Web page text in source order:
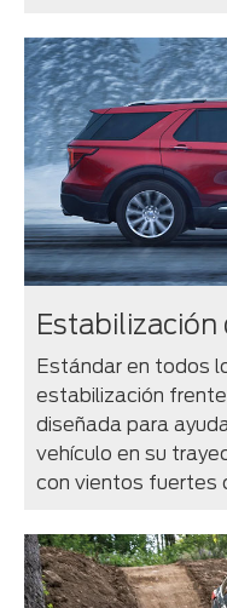
Estabilización
Estándar en todos
estabilización
diseñada para
vehículo en su
con vientos fuertes